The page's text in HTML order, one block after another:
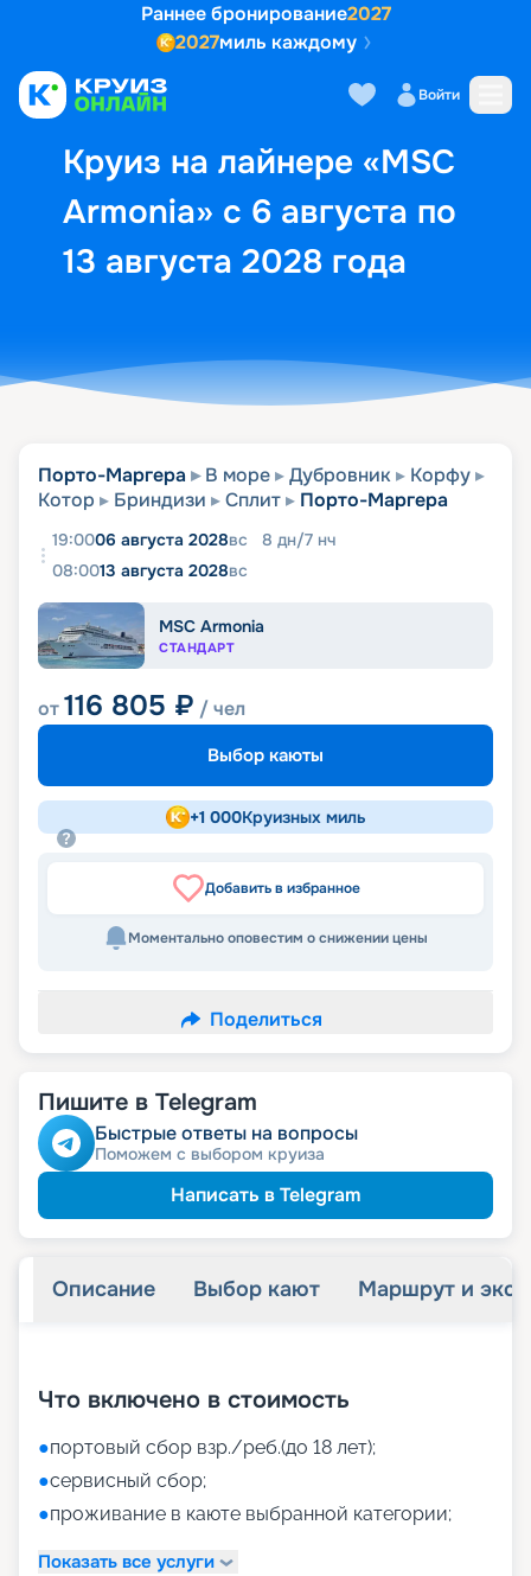
Раннее бронирование2027
2027миль каждому
Войти
Круиз на лайнере «MSC
Armonia» с 6 августа по
13 августа 2028 года
Выбор кают Маршрут и
Порто-Маргера В море Дубровник
Корфу
Котор
Бриндизи Сплит Порто-Маргера
19:0006 августа 2028вс 8 дн/7 нч
08:0013 августа 2028вс
MSC Armonia
СТАНДАРТ
от116 805 ₽ / чел
Выбор каюты
+1 000Круизных миль
Добавить в избранное
Моментально оповестим о снижении цены
Поделиться
Пишите в Telegram
Быстрые ответы на вопросы
Поможем с выбором круиза
Написать в Telegram
Описание Выбор кают Маршрут и
Что включено в стоимость
●портовый сбор взр./реб.(до 18 лет);
●сервисный сбор;
●проживание в каюте выбранной категории;
Показать все услуги